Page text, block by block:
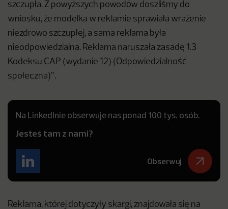
szczupła. Z powyższych powodów doszliśmy do
wniosku, że modelka w reklamie sprawiała wrażenie
niezdrowo szczupłej, a sama reklama była
nieodpowiedzialna. Reklama naruszała zasadę 1.3
Kodeksu CAP (wydanie 12) (Odpowiedzialność
społeczna)”.
Na LinkedInie obserwuje nas ponad 100 tys. osób.
Jesteś tam z nami?
Obserwuj
Reklama, której dotyczyły skargi, znajdowała się na